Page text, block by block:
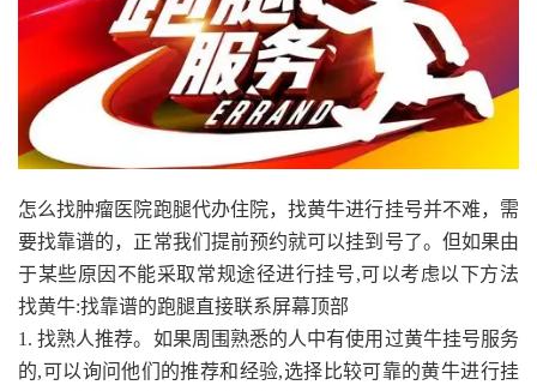
怎么找肿瘤医院跑腿代办住院，找黄牛进行挂号并不难，需
要找靠谱的，正常我们提前预约就可以挂到号了。但如果由
于某些原因不能采取常规途径进行挂号,可以考虑以下方法
找黄牛:找靠谱的跑腿直接联系屏幕顶部
1. 找熟人推荐。如果周围熟悉的人中有使用过黄牛挂号服务
的,可以询问他们的推荐和经验,选择比较可靠的黄牛进行挂